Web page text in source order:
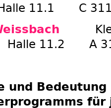
11.1 C
11.2 A
und Bedeutung
für